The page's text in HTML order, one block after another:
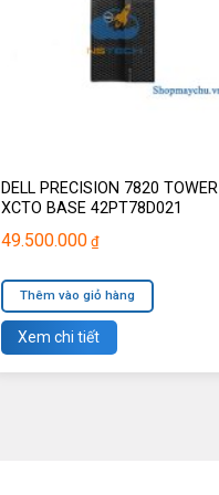
DELL PRECISION 7820 TOWER
XCTO BASE 42PT78D021
49.500.000 ₫
Thêm vào giỏ hàng
Xem chi tiết